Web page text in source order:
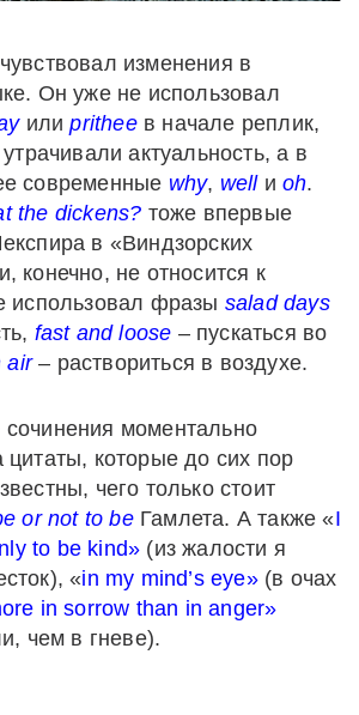
изменения в
Он уже не использовал
илиpritheeв начале реплик,
актуальность, а в
современные why, well иoh.
the dickens? тоже впервые
в «Виндзорских
конечно, не относится к
использовал фразы salad days
fast and loose – пускаться во
air– раствориться в воздухе.
моментально
цитаты, которые до сих пор
чего только стоит
or not to beГамлета. А также «I
to be kind» (из жалости я
«in my mind’s eye»(в очах
in sorrow than in anger»
чем в гневе).